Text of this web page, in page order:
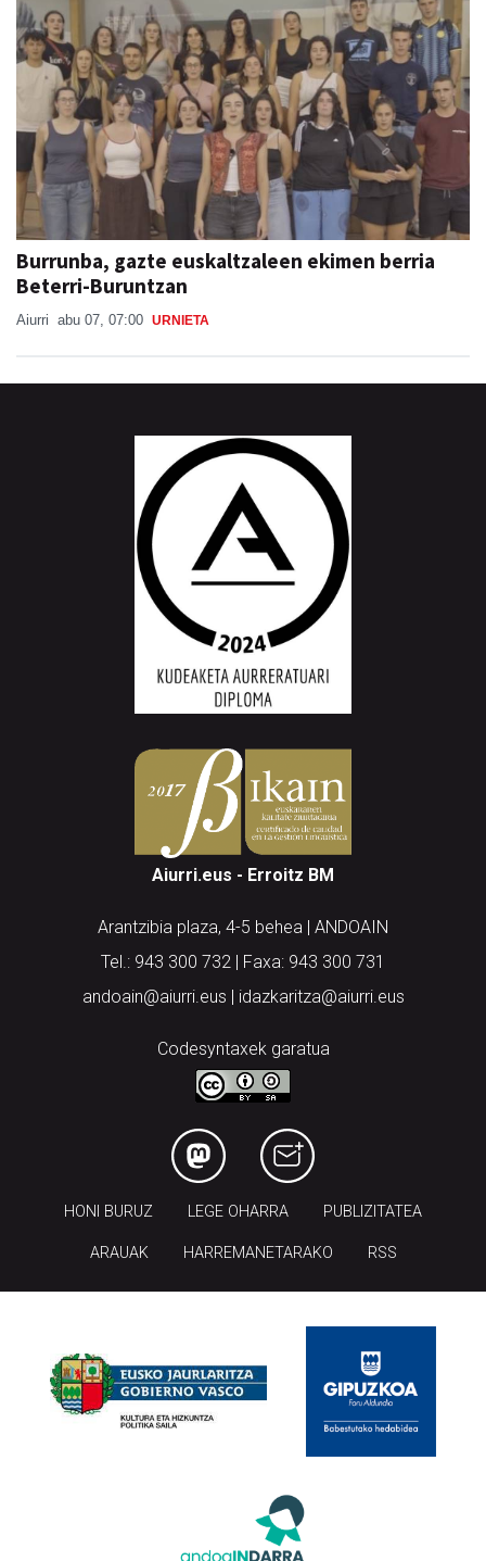
Burrunba, gazte euskaltzaleen ekimen berria
Beterri-Buruntzan
Aiurri abu 07, 07:00
Aiurri.eus - Erroitz BM
Arantzibia plaza, 4-5 behea | ANDOAIN
Tel.: 943 300 732 | Faxa: 943 300 731
andoain@aiurri.eus | idazkaritza@aiurri.eus
Codesyntaxek garatua
LEGE OHARRA
ARAUAK HARREMANETARAKO RSS